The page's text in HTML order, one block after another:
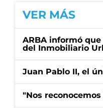
VER MÁS
ARBA informó
del Inmobiliario
Juan Pablo II, el
"Nos